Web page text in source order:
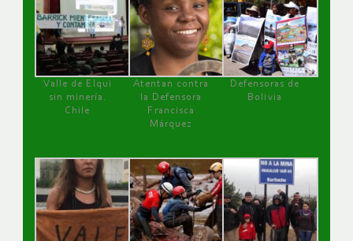
Valle de Elqui
sin minería.
Chile
Atentan contra
la Defensora
Francisca
Márquez
Defensoras de
Bolivia